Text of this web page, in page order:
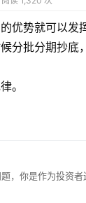
优势就可以发
分批分期抄底
。
，你是作为投资